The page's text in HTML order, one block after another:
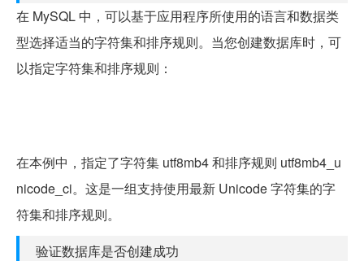
在 MySQL 中，可以基于应用程序所使用的语言和数据类
型选择适当的字符集和排序规则。当您创建数据库时，可
以指定字符集和排序规则：
在本例中，指定了字符集 utf8mb4 和排序规则 utf8mb4_u
nicode_ci。这是一组支持使用最新 Unicode 字符集的字
符集和排序规则。
验证数据库是否创建成功